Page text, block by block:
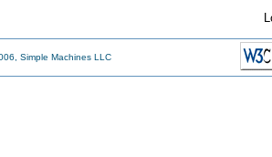
Simple Machines LLC